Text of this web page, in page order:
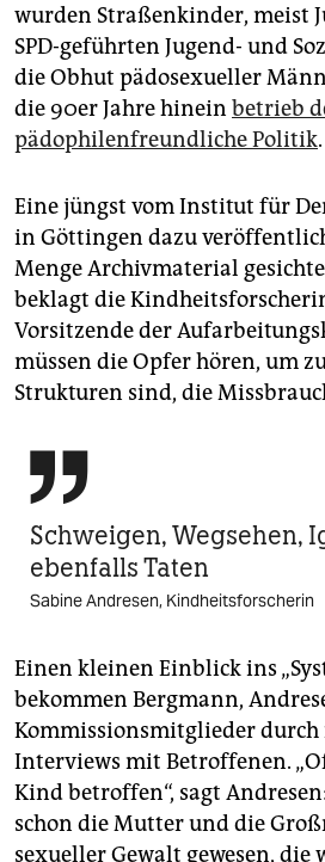
wurden Straßenkinder, meist
SPD-geführten Jugend- und
die Obhut pädosexueller
die 90er Jahre hinein betrieb
pädophilenfreundliche Politik.
Eine jüngst vom Institut für
in Göttingen dazu
Menge Archivmaterial
beklagt die
Vorsitzende der
müssen die Opfer hören, um
Strukturen sind, die

Schweigen, Wegsehen,
ebenfalls Taten
Sabine Andresen, Kindheitsforscherin
Einen kleinen Einblick ins
bekommen Bergmann,
Kommissionsmitglieder durch
Interviews mit Betroffenen.
Kind betroffen“, sagt
schon die Mutter und die
sexueller Gewalt gewesen, die